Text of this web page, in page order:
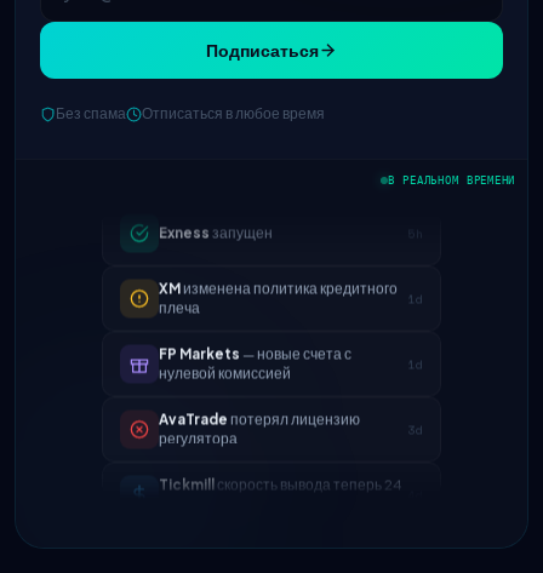
Подписаться
Без спама Отписаться в любое время
В РЕАЛЬНОМ ВРЕМЕНИ
EUR/USD → 0.1 пункта
плеча
FP Markets— новые счета с
нулевой комиссией
1d
AvaTradeпотерял лицензию
регулятора
3d
Tickmillскорость вывода теперь 24
часа
4d
IC Marketsсниженный спред
EUR/USD → 0.1 пункта
Exnessзапущен 5h